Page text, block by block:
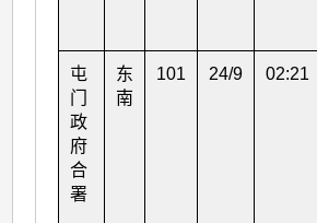
屯
门
政
府
合
署
东
南
101 24/9 02:21